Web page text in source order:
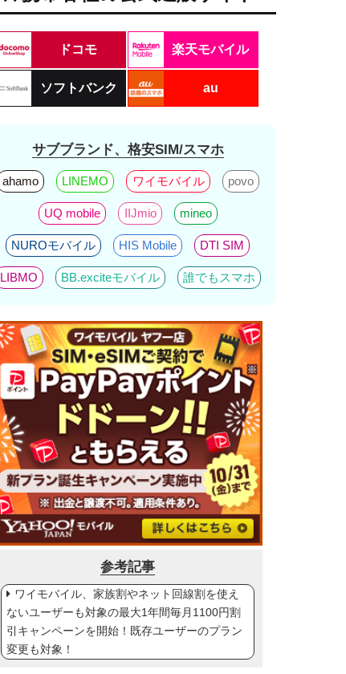
ドコモ 楽天モバイル
ソフトバンク au
サブブランド、格安SIM/スマホ
ahamo LINEMO ワイモバイル povo
UQ mobile IIJmio mineo
NUROモバイル HIS Mobile DTI SIM
LIBMO BB.exciteモバイル 誰でもスマホ
参考記事
ワイモバイル、家族割やネット回線割を使え
ないユーザーも対象の最大1年間毎月1100円割
引キャンペーンを開始！既存ユーザーのプラン
変更も対象！